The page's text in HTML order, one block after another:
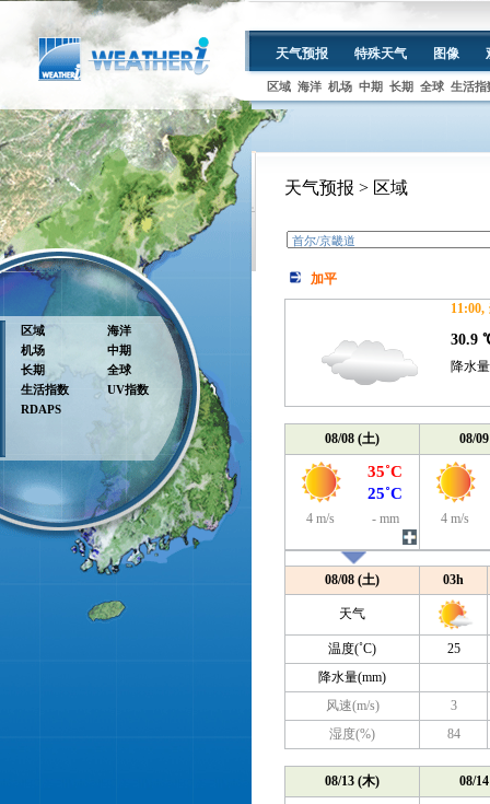
天气预报 特殊天气 图像
区域 海洋 机场 中期 长期 全球 生活指
天气预报 > 区域
区域
机场
长期
生活指数
RDAPS
海洋
中期
全球
UV指数
加平
11:00,
30.9
降水
08/08 (土) 08/
35˚C
25˚C
4 m/s - mm 4 m/s
08/08 (土) 03h
天气
温度(˚C)
25
降水量(mm)
风速(m/s)
3
湿度(%)
84
08/13 (木) 08/